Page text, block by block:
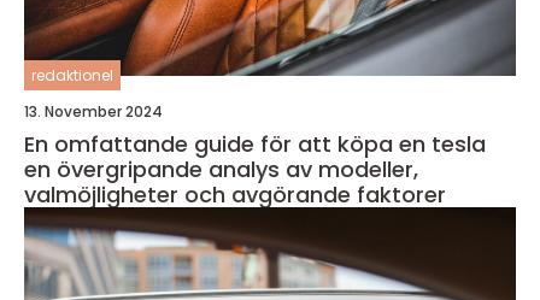
redaktionel
13. November 2024
En omfattande guide för att köpa en tesla
en övergripande analys av modeller,
valmöjligheter och avgörande faktorer